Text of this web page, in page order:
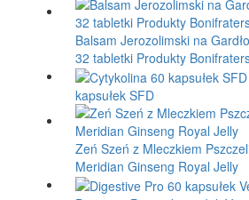
Balsam Jerozolimski na
32 tabletki Produkty
kapsułek SFD
Zeń Szeń z Mleczkiem
Meridian Ginseng Royal Jelly